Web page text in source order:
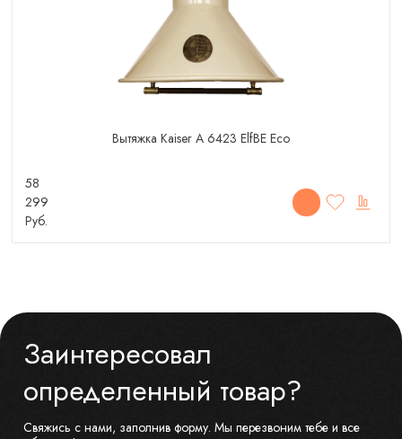
Вытяжка Kaiser A 6423 ElfBE Eco
58
299
Руб.
Заинтересовал
определенный товар?
Свяжись с нами, заполнив форму. Мы перезвоним тебе и все